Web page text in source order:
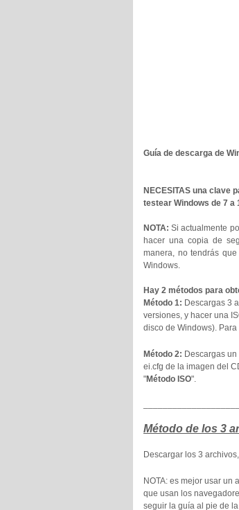
Guía de descarga de
NECESITAS una clave
testear Windows de 7 a
NOTA: Si actualmente
hacer una copia de
manera, no tendrás
Windows.
Hay 2 métodos para
Método 1: Descargas 3
versiones, y hacer una
disco de Windows).
Método 2: Descargas
ei.cfg de la imagen del
"Método ISO".
Método de los 3
Descargar los 3
NOTA: es mejor usar un
que usan los
seguir la guía al pie de